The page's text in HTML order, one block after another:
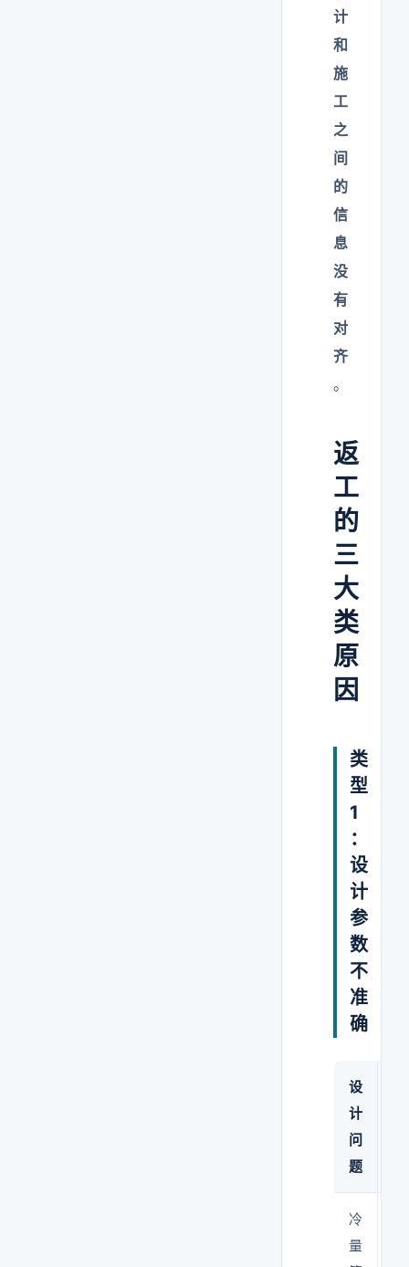
计
和
施
工
之
间
的
信
息
没
有
对
齐
。
返
工
的
三
大
类
原
因
类
型
1
：
设
计
参
数
不
准
确
设
计
问
题
冷
量